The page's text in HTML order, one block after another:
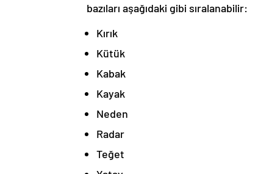
bazıları aşağıdaki gibi sıralanabilir:
Kırık
Kütük
Kabak
Kayak
Neden
Radar
Teğet